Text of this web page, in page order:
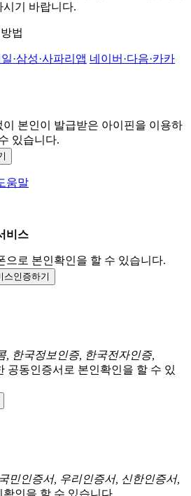
기 바랍니다.
법
·삼성·사파리앱 네이버·다음·카카
본인이 발급받은 아이핀을 이용하
있습니다.
움말
비스
으로 본인확인을 할 수 있습니다.
스인증하기
, 한국정보인증, 한국전자인증,
공동인증서로 본인확인을 할 수 있
민인증서, 우리인증서, 신한인증서,